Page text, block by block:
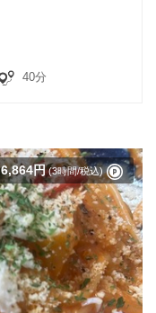
40分
6,864円(3時間/税込)